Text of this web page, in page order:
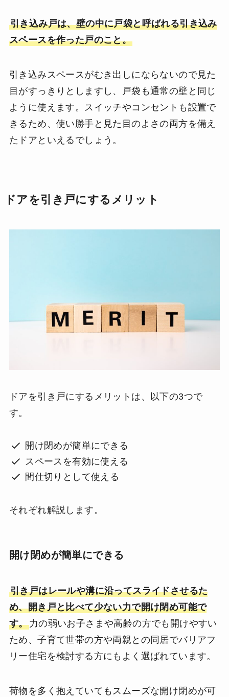
引き込み戸は、壁の中に戸袋と呼ばれる引き込み
スペースを作った戸のこと。
引き込みスペースがむき出しにならないので見た
目がすっきりとしますし、戸袋も通常の壁と同じ
ように使えます。スイッチやコンセントも設置で
きるため、使い勝手と見た目のよさの両方を備え
たドアといえるでしょう。
ドアを引き戸にするメリット
ドアを引き戸にするメリットは、以下の3つで
す。
開け閉めが簡単にできる
スペースを有効に使える
間仕切りとして使える
それぞれ解説します。
開け閉めが簡単にできる
引き戸はレールや溝に沿ってスライドさせるた
め、開き戸と比べて少ない力で開け閉め可能で
す。力の弱いお子さまや高齢の方でも開けやすい
ため、子育て世帯の方や両親との同居でバリアフ
リー住宅を検討する方にもよく選ばれています。
荷物を多く抱えていてもスムーズな開け閉めが可